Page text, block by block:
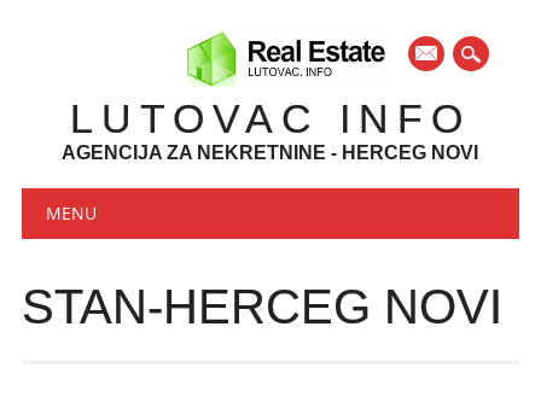
mail
LUTOVAC INFO
AGENCIJA ZA NEKRETNINE - HERCEG NOVI
Main menu
MENU
STAN-HERCEG NOVI